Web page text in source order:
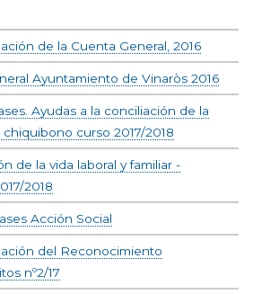
de la Cuenta General, 2016
Ayuntamiento de Vinaròs 2016
Ayudas a la conciliación de la
chiquibono curso 2017/2018
de la vida laboral y familiar -
2018
Acción Social
del Reconocimiento
nº2/17